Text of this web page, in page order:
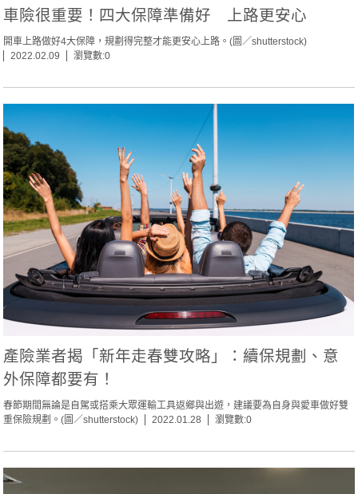
車險很重要！四大保障準備好 上路更安心
開車上路做好4大保障，規劃得完整才能更安心上路。(圖／shutterstock)
2022.02.09
瀏覽數:0
產險業者揭「新年走春雙攻略」：續保規劃、意
外保障都要有！
春節期間無論是自駕或搭乘大眾運輸工具返鄉與出遊，建議要為自身與愛車做好雙
重保險規劃。(圖／shutterstock)
2022.01.28 瀏覽數:0